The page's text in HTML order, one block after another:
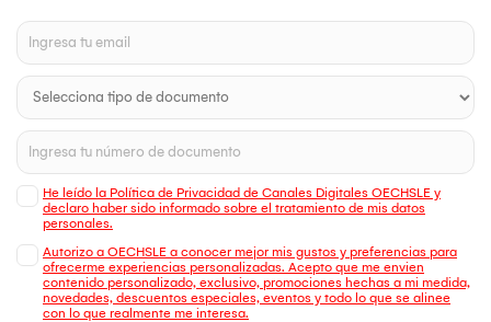
He leído la Política de Privacidad de Canales Digitales OECHSLE y
declaro haber sido informado sobre el tratamiento de mis datos
personales.
Autorizo a OECHSLE a conocer mejor mis gustos y preferencias para
ofrecerme experiencias personalizadas. Acepto que me envien
contenido personalizado, exclusivo, promociones hechas a mi medida,
novedades, descuentos especiales, eventos y todo lo que se alinee
con lo que realmente me interesa.